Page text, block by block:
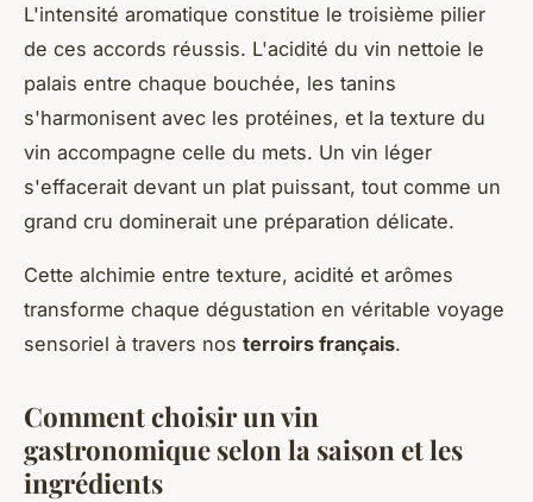
L'intensité aromatique constitue le troisième pilier
de ces accords réussis. L'acidité du vin nettoie le
palais entre chaque bouchée, les tanins
s'harmonisent avec les protéines, et la texture du
vin accompagne celle du mets. Un vin léger
s'effacerait devant un plat puissant, tout comme un
grand cru dominerait une préparation délicate.
Cette alchimie entre texture, acidité et arômes
transforme chaque dégustation en véritable voyage
sensoriel à travers nos terroirs français.
Comment choisir un vin
gastronomique selon la saison et les
ingrédients